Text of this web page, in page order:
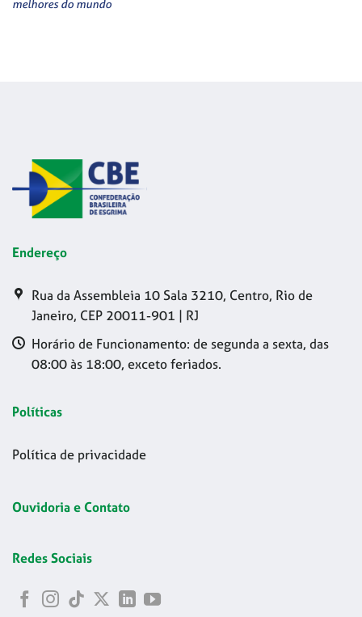
melhores do mundo
Endereço
Rua da Assembleia 10 Sala 3210, Centro, Rio de
Janeiro, CEP 20011-901 | RJ
Horário de Funcionamento: de segunda a sexta, das
08:00 às 18:00, exceto feriados.
Políticas
Política de privacidade
Ouvidoria e Contato
Redes Sociais